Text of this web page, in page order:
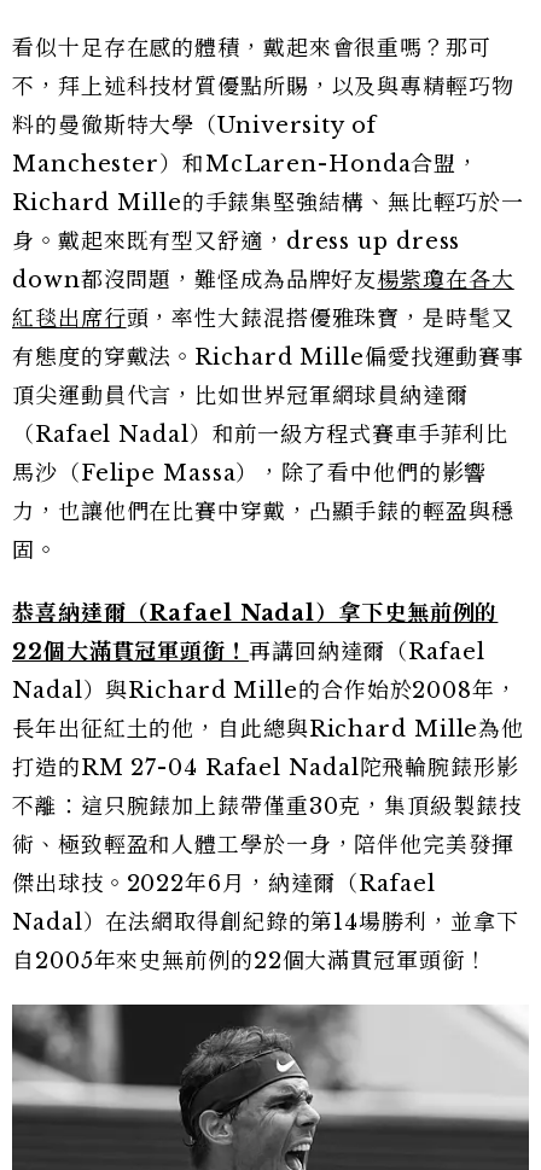
看似十足存在感的體積，戴起來會很重嗎？那可
不，拜上述科技材質優點所賜，以及與專精輕巧物
料的曼徹斯特大學（University of
Manchester）和McLaren-Honda合盟，
Richard Mille的手錶集堅強結構、無比輕巧於一
身。戴起來既有型又舒適，dress up dress
down都沒問題，難怪成為品牌好友楊紫瓊在各大
紅毯出席行頭，率性大錶混搭優雅珠寶，是時髦又
有態度的穿戴法。Richard Mille偏愛找運動賽事
頂尖運動員代言，比如世界冠軍網球員納達爾
（Rafael Nadal）和前一級方程式賽車手菲利比
馬沙（Felipe Massa），除了看中他們的影響
力，也讓他們在比賽中穿戴，凸顯手錶的輕盈與穩
固。
恭喜納達爾（Rafael Nadal）拿下史無前例的
22個大滿貫冠軍頭銜！ 再講回納達爾（Rafael
Nadal）與Richard Mille的合作始於2008年，
長年出征紅土的他，自此總與Richard Mille為他
打造的RM 27-04 Rafael Nadal陀飛輪腕錶形影
不離：這只腕錶加上錶帶僅重30克，集頂級製錶技
術、極致輕盈和人體工學於一身，陪伴他完美發揮
傑出球技。2022年6月，納達爾（Rafael
Nadal）在法網取得創紀錄的第14場勝利，並拿下
自2005年來史無前例的22個大滿貫冠軍頭銜！